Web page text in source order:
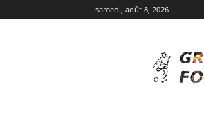
samedi, août 8, 2026